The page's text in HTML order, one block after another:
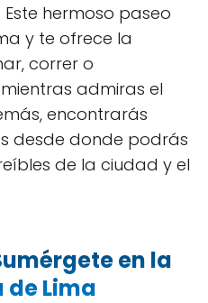
hermoso paseo
y te ofrece la
correr o
admiras el
encontrarás
desde donde podrás
de la ciudad y el
en la
de Lima